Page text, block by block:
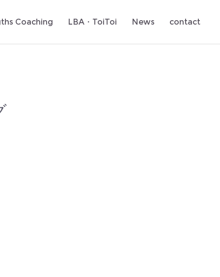
Coaching LBA・ToiToi News contact